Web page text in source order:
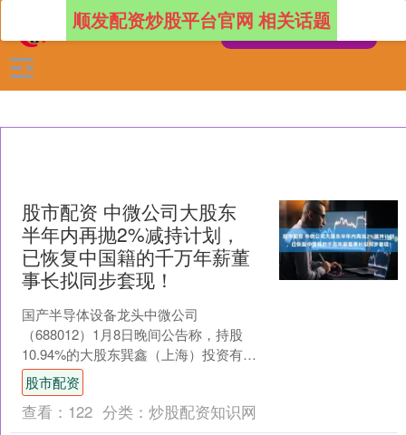
顺发配资炒股平台官网 相关话题
股市配资 中微公司大股东
半年内再抛2%减持计划，
已恢复中国籍的千万年薪董
事长拟同步套现！
国产半导体设备龙头中微公司
（688012）1月8日晚间公告称，持股
10.94%的大股东巽鑫（上海）投资有限
公司（以下简称“巽鑫投资”）因自身经营
管理需要，计划自....
股市配资
查看： 122 分类： 炒股配资知识网